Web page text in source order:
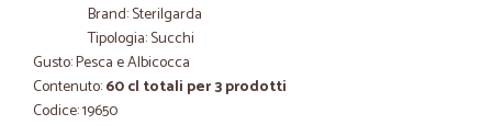
Brand: Sterilgarda
Tipologia: Succhi
Gusto: Pesca e Albicocca
Contenuto:60 cl totali per 3 prodotti
Codice: 19650